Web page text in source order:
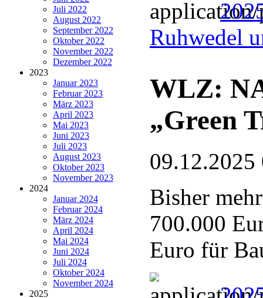
Juli 2022
August 2022
September 2022
Oktober 2022
November 2022
Dezember 2022
2023
Januar 2023
Februar 2023
März 2023
April 2023
Mai 2023
Juni 2023
Juli 2023
August 2023
Oktober 2023
November 2023
2024
Januar 2024
Februar 2024
März 2024
April 2024
Mai 2024
Juni 2024
Juli 2024
Oktober 2024
November 2024
2025
Ruhwedel
WLZ:
„Green
09.12.2025
Bisher
700.000
Euro für